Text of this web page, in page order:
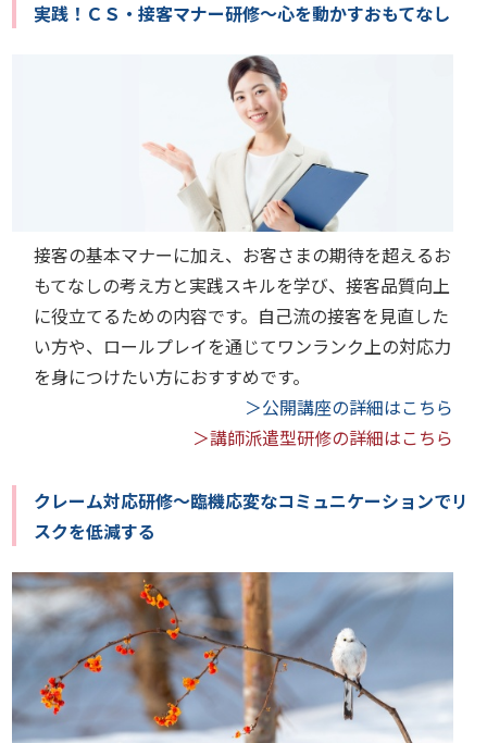
実践！ＣＳ・接客マナー研修～心を動かすおもてなし
接客の基本マナーに加え、お客さまの期待を超えるお
もてなしの考え方と実践スキルを学び、接客品質向上
に役立てるための内容です。自己流の接客を見直した
い方や、ロールプレイを通じてワンランク上の対応力
を身につけたい方におすすめです。
＞公開講座の詳細はこちら
＞講師派遣型研修の詳細はこちら
クレーム対応研修～臨機応変なコミュニケーションでリ
スクを低減する